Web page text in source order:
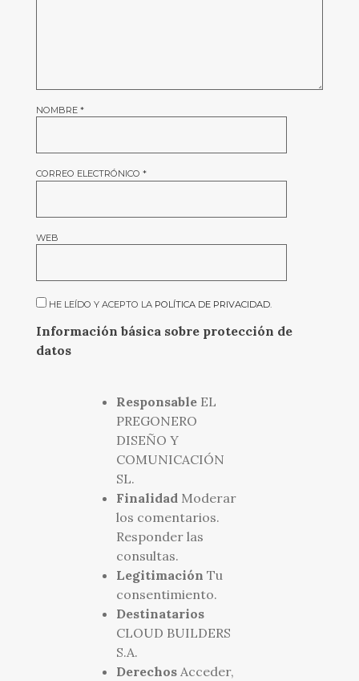
NOMBRE *
CORREO ELECTRÓNICO *
WEB
HE LEÍDO Y ACEPTO LA POLÍTICA DE PRIVACIDAD.
Información básica sobre protección de
datos
ResponsableEL
PREGONERO
DISEÑO Y
COMUNICACIÓN
SL.
FinalidadModerar
los comentarios.
Responder las
consultas.
Legitimación Tu
consentimiento.
Destinatarios
CLOUD BUILDERS
S.A.
DerechosAcceder,